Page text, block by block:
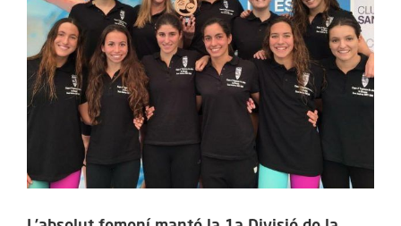
BLOG
EMPRESES
CONTACTE
TREBALLA AMB NOSALTRES!